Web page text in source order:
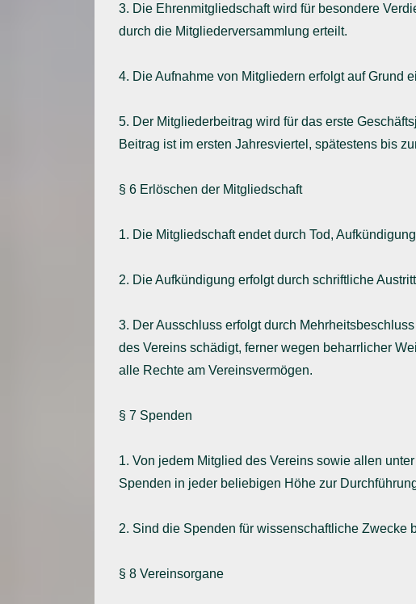
3. Die Ehrenmitgliedschaft wird für besondere
durch die Mitgliederversammlung erteilt.
4. Die Aufnahme von Mitgliedern erfolgt auf Grund
5. Der Mitgliederbeitrag wird für das erste
Beitrag ist im ersten Jahresviertel, spätestens bis
§ 6 Erlöschen der Mitgliedschaft
1. Die Mitgliedschaft endet durch Tod,
2. Die Aufkündigung erfolgt durch schriftliche
3. Der Ausschluss erfolgt durch
des Vereins schädigt, ferner wegen beharrlicher
alle Rechte am Vereinsvermögen.
§ 7 Spenden
1. Von jedem Mitglied des Vereins sowie allen
Spenden in jeder beliebigen Höhe zur
2. Sind die Spenden für wissenschaftliche Zwecke
§ 8 Vereinsorgane